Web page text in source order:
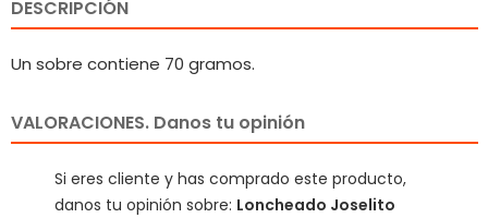
DESCRIPCIÓN
Un sobre contiene 70 gramos.
VALORACIONES. Danos tu opinión
Si eres cliente y has comprado este producto,
danos tu opinión sobre: Loncheado Joselito